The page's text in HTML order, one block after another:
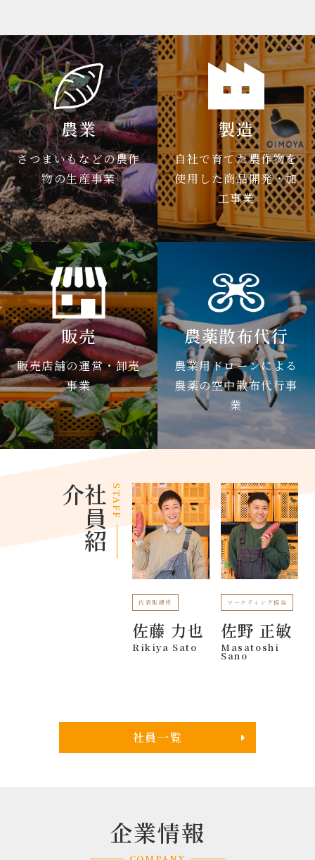
農業
さつまいもなどの農作
物の生産事業
製造
自社で育てた農作物を
使用した商品開発・加
工事業
販売
販売店舗の運営・卸売
事業
農薬散布代行
農業用ドローンによる
農薬の空中散布代行事
業
社
員
紹
介 STAFF
代表取締役
佐藤 力也
Rikiya Sato
マーケティング担当
佐野 正敏
Masatoshi
Sano
社員一覧
企業情報